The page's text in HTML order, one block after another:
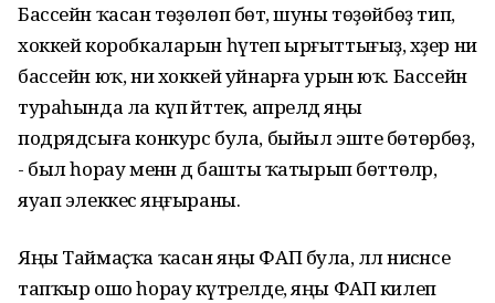
Бассейн ҡасан төҙөлөп бөтә, шуны төҙөйбөҙ тип,
хоккей коробкаларын һүтеп ырғыттығыҙ, хәҙер ни
бассейн юҡ, ни хоккей уйнарға урын юҡ. Бассейн
тураһында ла күп әйттек, апрелдә яңы
подрядсыға конкурс була, быйыл эште бөтөрбөҙ,
- был һорау менән дә башты ҡатырып бөттөләр,
яуап элеккесә яңғыраны.
Яңы Таймаҫҡа ҡасан яңы ФАП була, әллә нисәнсе
тапҡыр ошо һорау күтәрелде, яңы ФАП килеп